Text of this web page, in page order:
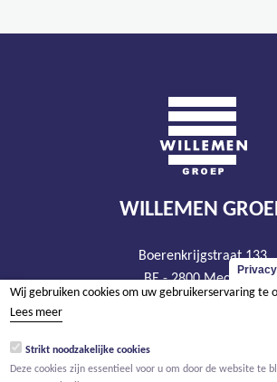
WILLEMEN
Boerenkrijgstraat 133
BE - 2800 Mechelen
tel +32 15 569 965
BTW BE 0466.256.432
Wij gebruiken cookies om uw gebruikerservaring te
Lees meer
Strikt noodzakelijke cookies
Deze cookies zijn essentieel voor u om door de website te